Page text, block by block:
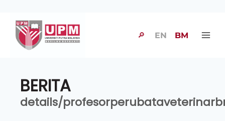
🔎 EN BM
BERITA
details/